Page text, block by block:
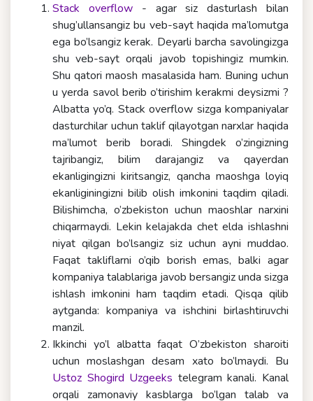
Stack overflow- agar siz dasturlash bilan
shug’ullansangiz bu veb-sayt haqida ma’lomutga
ega bo’lsangiz kerak. Deyarli barcha savolingizga
shu veb-sayt orqali javob topishingiz mumkin.
Shu qatori maosh masalasida ham. Buning uchun
u yerda savol berib o’tirishim kerakmi deysizmi ?
Albatta yo’q. Stack overflow sizga kompaniyalar
dasturchilar uchun taklif qilayotgan narxlar haqida
ma’lumot berib boradi. Shingdek o’zingizning
tajribangiz, bilim darajangiz va qayerdan
ekanligingizni kiritsangiz, qancha maoshga loyiq
ekanliginingizni bilib olish imkonini taqdim qiladi.
Bilishimcha, o’zbekiston uchun maoshlar narxini
chiqarmaydi. Lekin kelajakda chet elda ishlashni
niyat qilgan bo’lsangiz siz uchun ayni muddao.
Faqat takliflarni o’qib borish emas, balki agar
kompaniya talablariga javob bersangiz unda sizga
ishlash imkonini ham taqdim etadi. Qisqa qilib
aytganda: kompaniya va ishchini birlashtiruvchi
manzil.
Ikkinchi yo’l albatta faqat O’zbekiston sharoiti
uchun moslashgan desam xato bo’lmaydi. Bu
Ustoz Shogird Uzgeeks telegram kanali. Kanal
orqali zamonaviy kasblarga bo’lgan talab va